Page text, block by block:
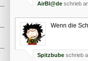
AirBl@de schrieb
Wenn die
Spitzbube schrieb